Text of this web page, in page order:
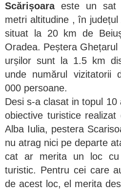
Scărișoaraeste un sat
metri altitudine , în
situat la 20 km de
Oradea. Peștera
urșilor sunt la 1.5 km
unde numărul vizitatorii
000 persoane.
Desi s-a clasat in topul
obiective turistice
Alba Iulia, pestera
nu atrag nici pe departe
cat ar merita un loc cu
turistic. Pentru cei care
de acest loc, el merita